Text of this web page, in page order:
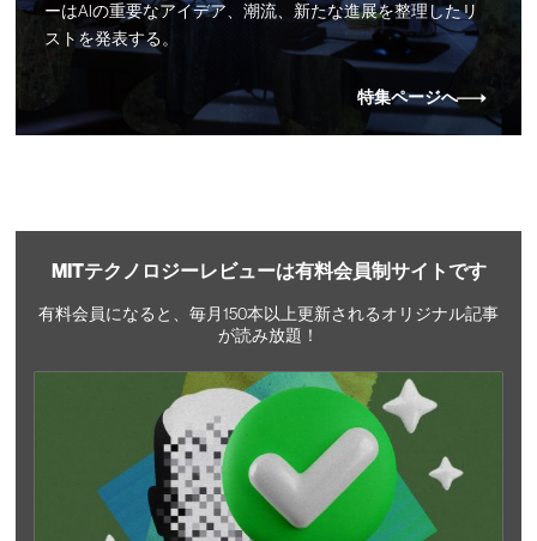
ーはAIの重要なアイデア、潮流、新たな進展を整理したリ
ストを発表する。
特集ページへ
MITテクノロジーレビューは有料会員制サイトです
有料会員になると、毎月150本以上更新されるオリジナル記事
が読み放題！